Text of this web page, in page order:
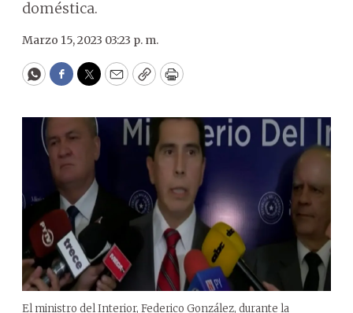
doméstica.
Marzo 15, 2023 03:23 p. m.
WhatsApp
Facebook
Twitter
EmailCopyPrint
El ministro del Interior, Federico González, durante la